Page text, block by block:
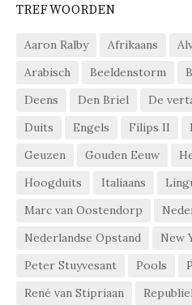
TREFWOORDEN
Aaron Ralby Afrikaans
Arabisch
Beeldenstorm
Deens
Den Briel De
Duits
Engels Filips II
Geuzen
Gouden Eeuw
Hoogduits
Italiaans
Marc van Oostendorp
Nederlandse Opstand
New
Peter Stuyvesant
Pools
René van Stipriaan